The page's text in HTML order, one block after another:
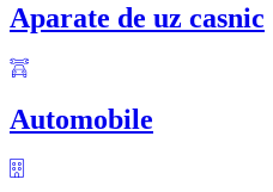
Aparate de uz casnic
Automobile